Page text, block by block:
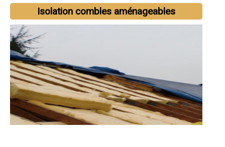
Isolation combles aménageables